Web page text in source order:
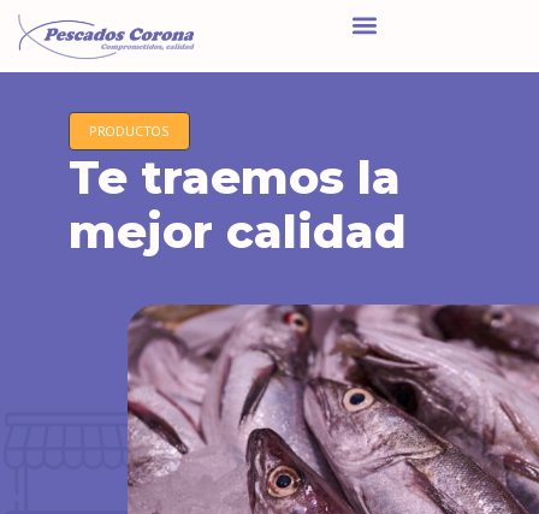
PRODUCTOS
Te traemos la
mejor calidad